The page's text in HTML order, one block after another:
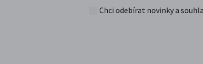
Chci odebírat novinky a